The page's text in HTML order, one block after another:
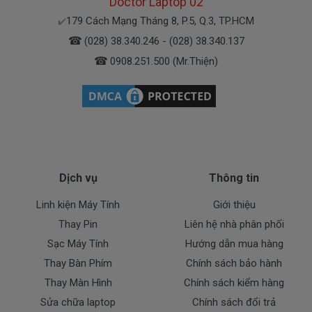
Pin máy Surfacechính hãng Giá bạn mua
là1780k
( Pin Zin này là pin xách tay về nhé )
Bảo Hành Cho Pin Máy Tính Surface
điều kiện như sau:
- Trong thời gian sài làm việc nếu pin Surface có các
hư hỏng nào (dung lượng giảm tụt pin quá nhiều, pin
Surface độ chai quá 50%) chúng tôi xin được thay
mới 100% cho khách trong thời gian đầu bảo hành.
* Các trường hợp không được bảo hành:
✔️179 Cách Mạng Tháng 8, P.5, Q.3, TP.HCM
☎ (028) 38.340.246 - (028) 38.340.137
☎ 0908.251.500 (Mr.Thiện)
Dịch vụ
Linh kiện Máy Tính
Thay Pin
Sạc Máy Tính
Thay Bàn Phím
Thay Màn Hình
Sửa chữa laptop
Thông tin
Giới thiệu
Liên hệ nhà phân phối
Hướng dẫn mua hàng
Chính sách bảo hành
Chính sách kiểm hàng
Chính sách đổi trả